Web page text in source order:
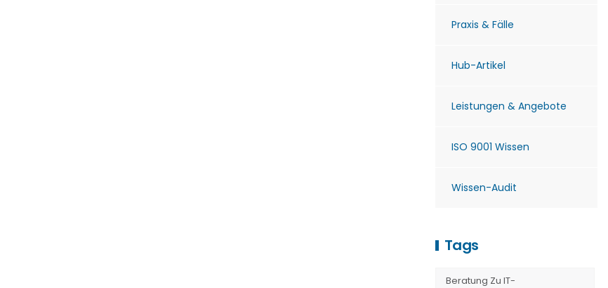
Praxis & Fälle
Hub-Artikel
Leistungen & Angebote
ISO 9001 Wissen
Wissen-Audit
Tags
Beratung Zu IT-